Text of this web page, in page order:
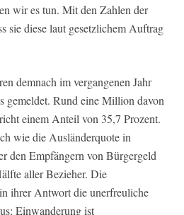
wir es tun. Mit den Zahlen der
sie diese laut gesetzlichem Auftrag
demnach im vergangenen Jahr
gemeldet. Rund eine Million davon
einem Anteil von 35,7 Prozent.
wie die Ausländerquote in
den Empfängern von Bürgergeld
aller Bezieher. Die
ihrer Antwort die unerfreuliche
Einwanderung ist